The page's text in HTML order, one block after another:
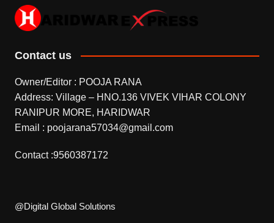
Contact us
Owner/Editor : POOJA RANA
Address: Village – HNO.136 VIVEK VIHAR COLONY
RANIPUR MORE, HARIDWAR
Email : poojarana57034@gmail.com
Contact :9560387172
@Digital Global Solutions